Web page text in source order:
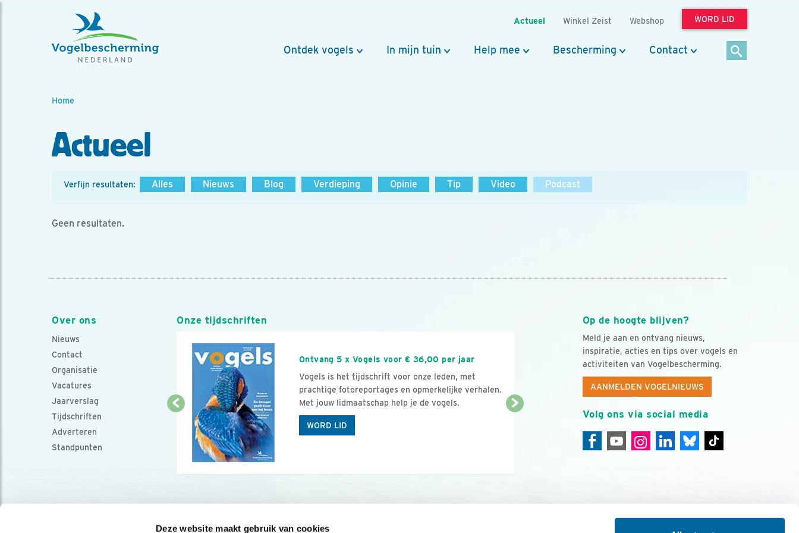
Deze website maakt gebruik van cookies
Actueel Winkel Zeist Webshop WORD LID
Ontdek vogels In mijn tuin Help mee Bescherming Contact
Home
Actueel
Verfijn resultaten: Alles Nieuws Blog Verdieping Opinie Tip Video Podcast
Geen resultaten.
Over ons
Nieuws
Contact
Organisatie
Vacatures
Jaarverslag
Tijdschriften
Adverteren
Standpunten
Op de hoogte blijven?
Meld je aan en ontvang nieuws,
inspiratie, acties en tips over vogels en
activiteiten van Vogelbescherming.
AANMELDEN VOGELNIEUWS
Volg ons via social media
Onze tijdschriften
Ontvang 5 x Vogels voor € 36,00 per jaar
Vogels is het tijdschrift voor onze leden, met
prachtige fotoreportages en opmerkelijke verhalen.
Met jouw lidmaatschap help je de vogels.
WORD LID